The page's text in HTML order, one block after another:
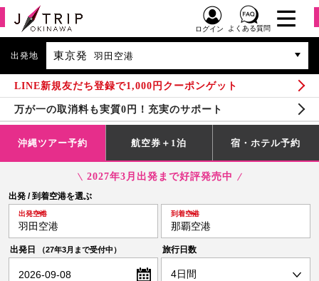
ログイン よくある質問
出発地 東京発 羽田空港
LINE新規友だち登録で1,000円クーポンゲット
万が一の取消料も実質0円！充実のサポート
沖縄ツアー予約 航空券＋1泊 宿・ホテル予約
2027年3月出発まで好評発売中
出発日 （27年3月まで受付中）
2026-09-08
旅行日数
出発 / 到着空港を選ぶ
出発空港
羽田空港
到着空港
那覇空港